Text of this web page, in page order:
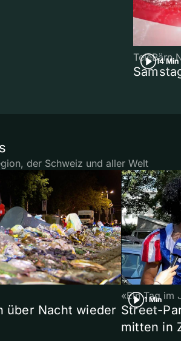
14 Min
TeleBärn
der Schweiz und aller Welt
über Nacht wieder
1 Min
«Ein Tag im
Street-
mitten in